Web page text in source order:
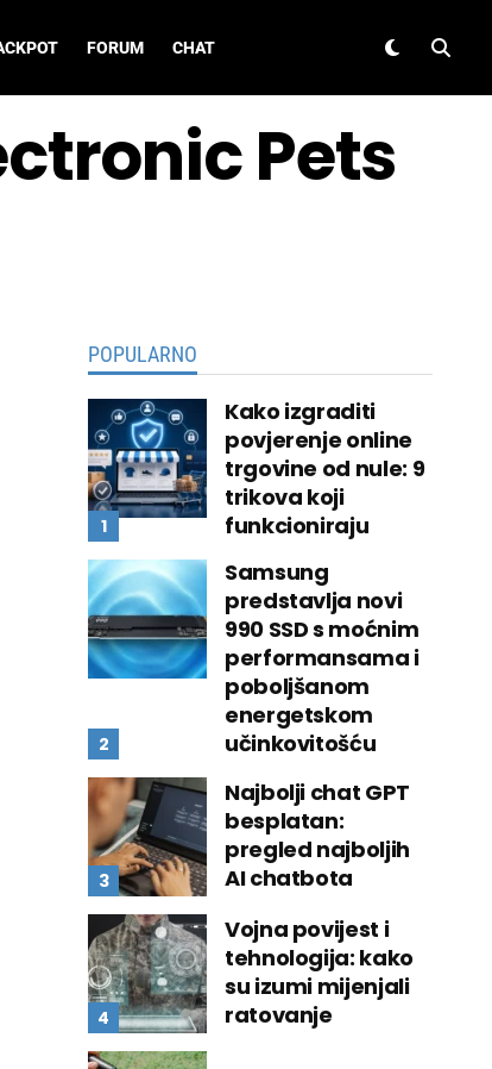
FORUM CHAT
Pets
POPULARNO
Kako izgraditi
povjerenje online
trgovine od nule: 9
trikova koji
funkcioniraju
Samsung
predstavlja novi
990 SSD s moćnim
performansama i
poboljšanom
energetskom
učinkovitošću
Najbolji chat GPT
besplatan:
pregled najboljih
AI chatbota
Vojna povijest i
tehnologija: kako
su izumi mijenjali
ratovanje